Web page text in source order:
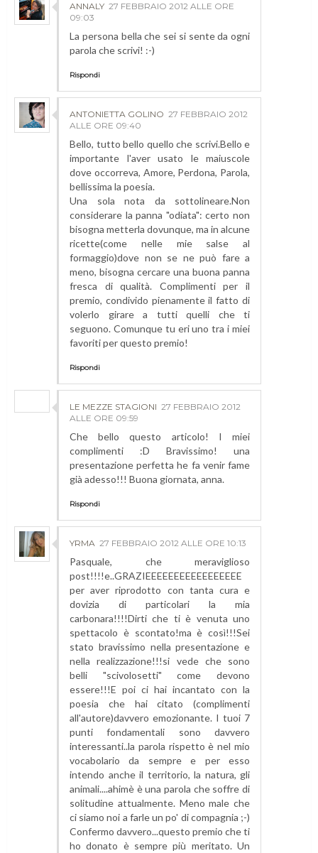
ANNALY 27 FEBBRAIO 2012 ALLE ORE
09:03
La persona bella che sei si sente da ogni
parola che scrivi! :-)
Rispondi
ANTONIETTA GOLINO 27 FEBBRAIO 2012
ALLE ORE 09:40
Bello, tutto bello quello che scrivi.Bello e
importante l'aver usato le maiuscole
dove occorreva, Amore, Perdona, Parola,
bellissima la poesia.
Una sola nota da sottolineare.Non
considerare la panna "odiata": certo non
bisogna metterla dovunque, ma in alcune
ricette(come nelle mie salse al
formaggio)dove non se ne può fare a
meno, bisogna cercare una buona panna
fresca di qualità. Complimenti per il
premio, condivido pienamente il fatto di
volerlo girare a tutti quelli che ti
seguono. Comunque tu eri uno tra i miei
favoriti per questo premio!
Rispondi
LE MEZZE STAGIONI 27 FEBBRAIO 2012
ALLE ORE 09:59
Che bello questo articolo! I miei
complimenti :D Bravissimo! una
presentazione perfetta he fa venir fame
già adesso!!! Buona giornata, anna.
Rispondi
YRMA 27 FEBBRAIO 2012 ALLE ORE 10:13
Pasquale, che meraviglioso
post!!!!e..GRAZIEEEEEEEEEEEEEEEEE
per aver riprodotto con tanta cura e
dovizia di particolari la mia
carbonara!!!!Dirti che ti è venuta uno
spettacolo è scontato!ma è così!!!Sei
stato bravissimo nella presentazione e
nella realizzazione!!!si vede che sono
belli "scivolosetti" come devono
essere!!!E poi ci hai incantato con la
poesia che hai citato (complimenti
all'autore)davvero emozionante. I tuoi 7
punti fondamentali sono davvero
interessanti..la parola rispetto è nel mio
vocabolario da sempre e per esso
intendo anche il territorio, la natura, gli
animali....ahimè è una parola che soffre di
solitudine attualmente. Meno male che
ci siamo noi a farle un po' di compagnia ;-)
Confermo davvero...questo premio che ti
ho donato è sempre più meritato. Un